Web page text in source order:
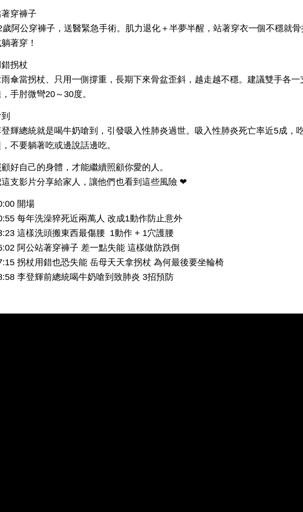
穿褲子
歲阿公穿褲子，送醫緊急手術。肌力退化＋半夢半醒，站著穿衣一個不穩就骨
著穿！
錯拐杖
傘當拐杖、只用一側撐重，長期下來骨盆歪斜，越走越不穩。建議雙手各
手肘微彎20～30度。
輝總統就是喝牛奶嗆到，引發吸入性肺炎過世。吸入性肺炎死亡率近5成，
不要躺著吃或邊說話邊吃。
顧好自己的身體，才能繼續照顧你愛的人。
支影片分享給家人，讓他們也看到這些風險 ❤
開場
每年洗澡猝死近兩萬人 改成1動作防止意外
這樣洗頭搬東西最傷腰 1動作 + 1穴護腰
阿公站著穿褲子 差一點失能 這樣做防跌倒
拐杖用錯也恐失能 岳母天天拿拐杖 為何最後要坐輪椅
李登輝前總統喝牛奶嗆到致肺炎 3招預防